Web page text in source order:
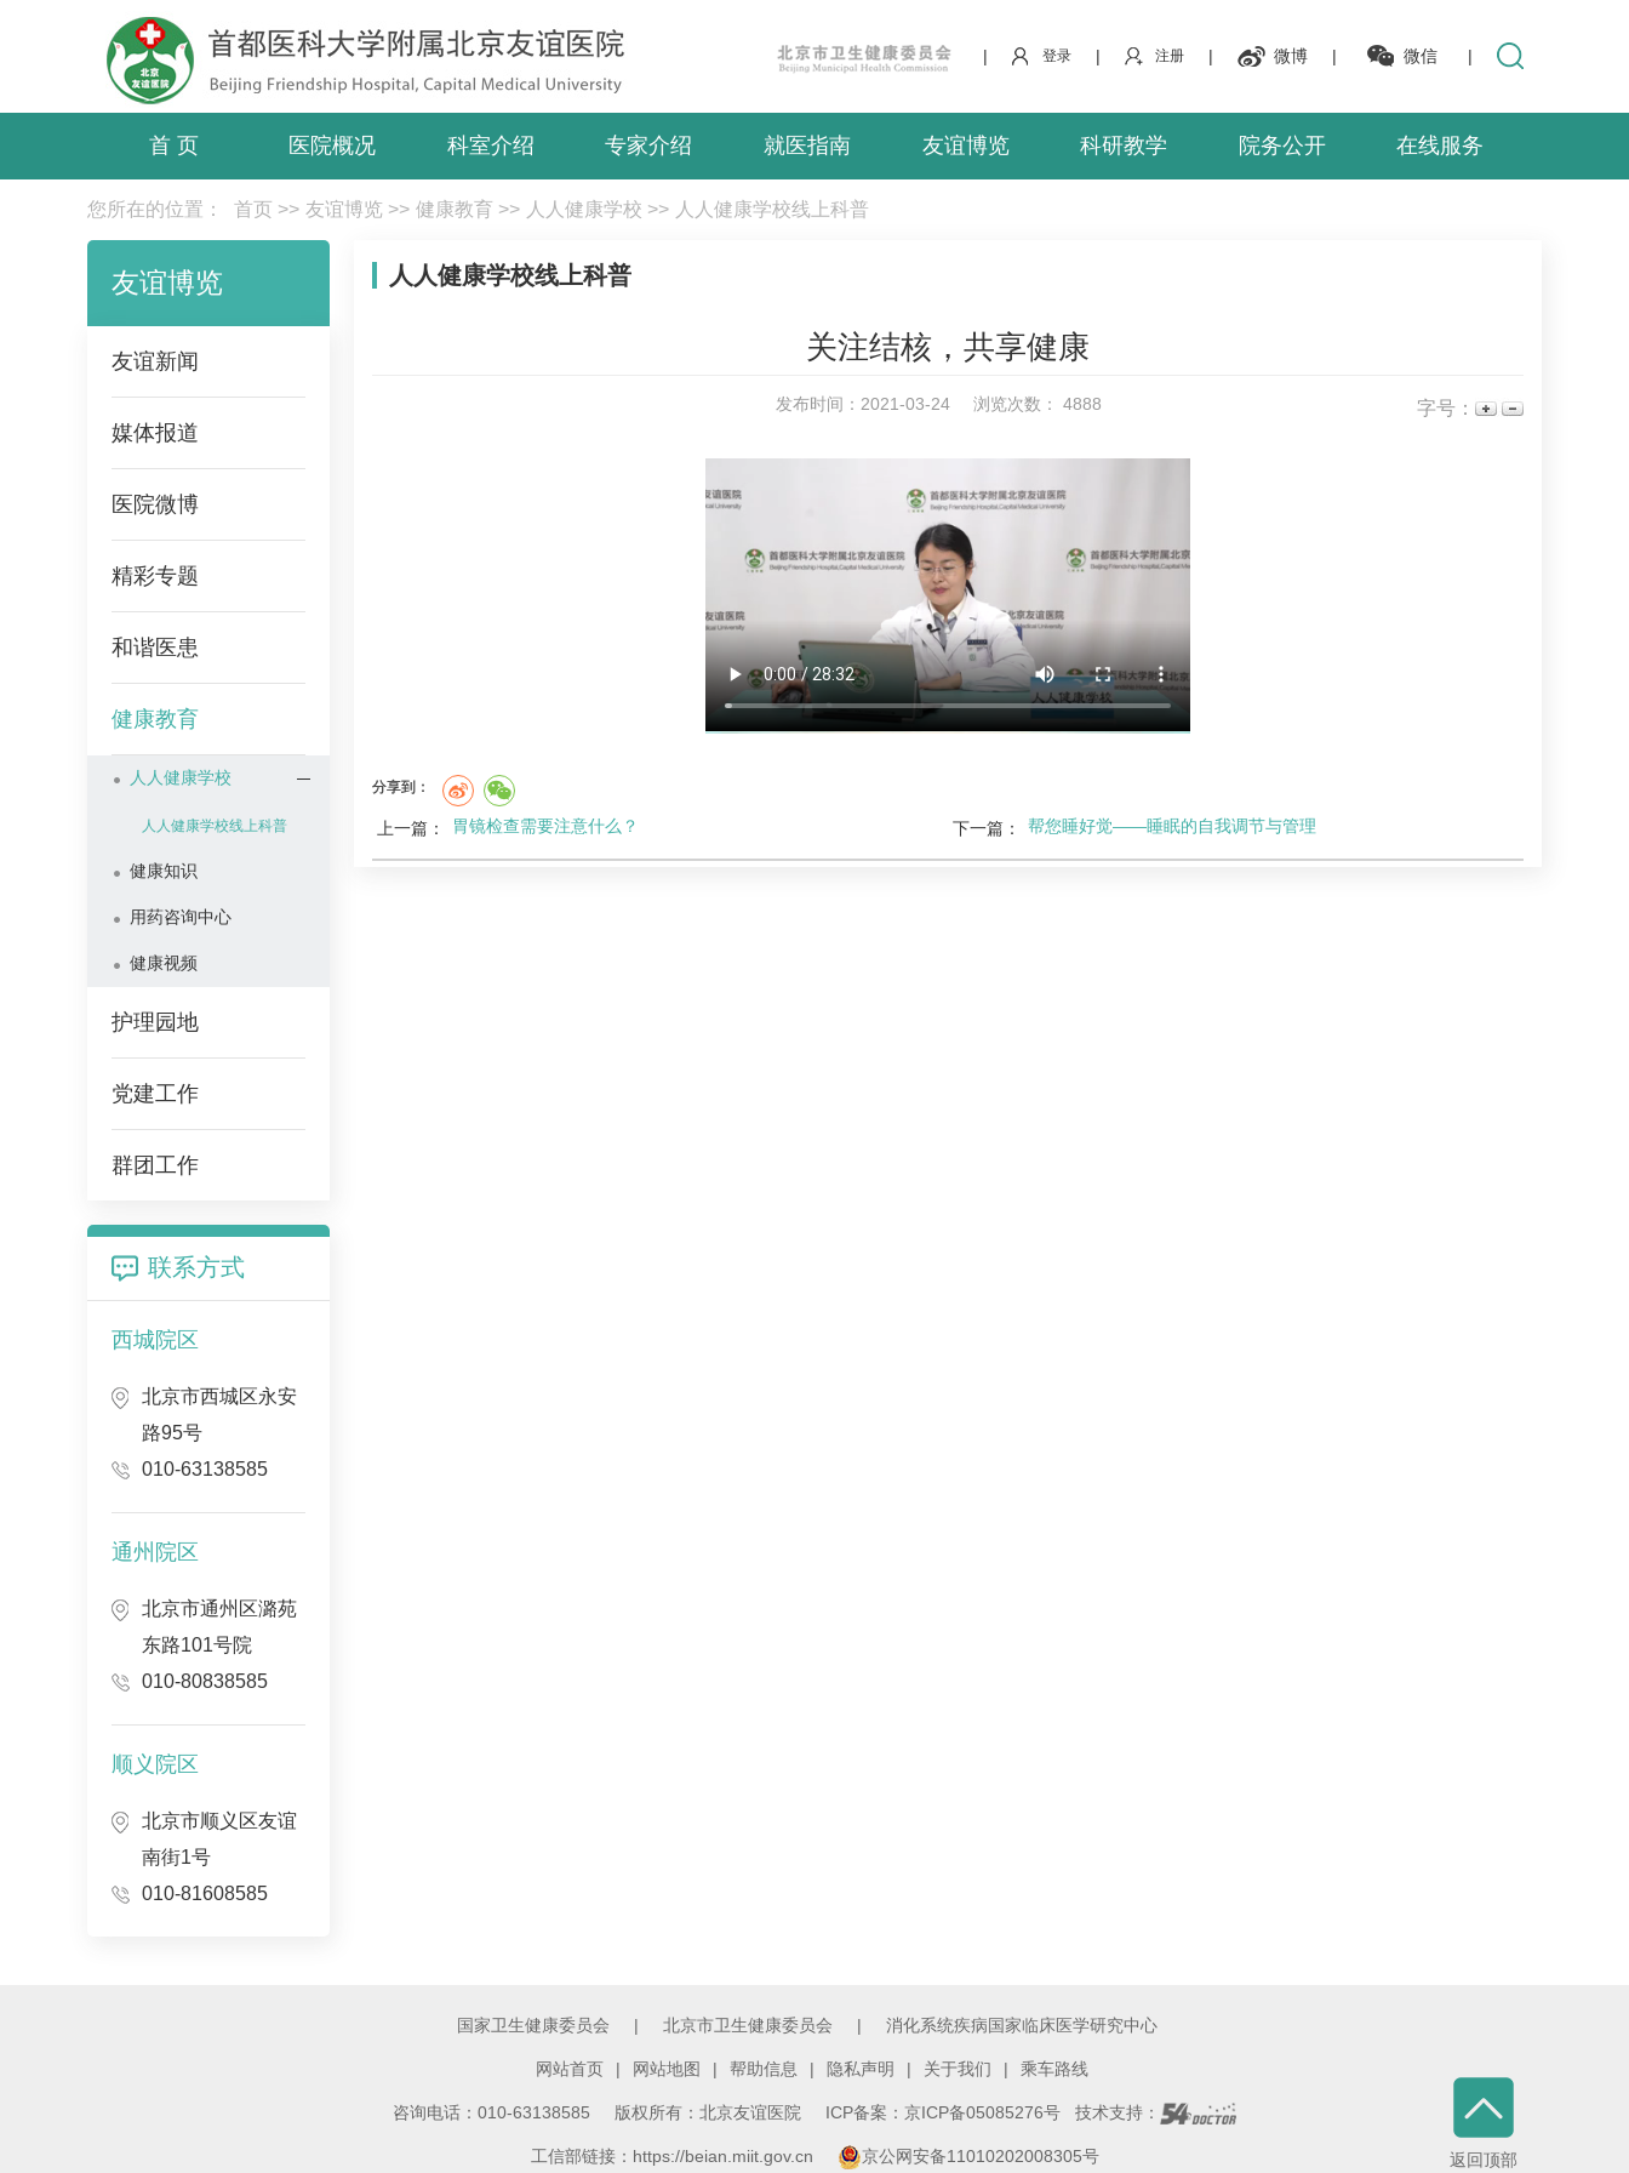
| 登录 | 注册 | 微博 | 微信 |
首 页 医院概况 科室介绍 专家介绍 就医指南 友谊博览 科研教学 院务公开 在线服务
您所在的位置： 首页 >> 友谊博览 >> 健康教育 >> 人人健康学校 >> 人人健康学校线上科普
友谊博览
友谊新闻
媒体报道
医院微博
精彩专题
和谐医患
健康教育
人人健康学校
人人健康学校线上科普
健康知识
用药咨询中心
健康视频
护理园地
党建工作
群团工作
联系方式
西城院区
北京市西城区永安
路95号
010-63138585
通州院区
北京市通州区潞苑
东路101号院
010-80838585
顺义院区
北京市顺义区友谊
南街1号
010-81608585
人人健康学校线上科普
关注结核，共享健康
发布时间：2021-03-24 浏览次数： 4888 字号：
分享到：
上一篇： 胃镜检查需要注意什么？ 下一篇： 帮您睡好觉——睡眠的自我调节与管理
国家卫生健康委员会 | 北京市卫生健康委员会 | 消化系统疾病国家临床医学研究中心
网站首页 | 网站地图 | 帮助信息 | 隐私声明 | 关于我们 | 乘车路线
咨询电话：010-63138585 版权所有：北京友谊医院 ICP备案：京ICP备05085276号 技术支持：
工信部链接：https://beian.miit.gov.cn 京公网安备11010202008305号 返回顶部